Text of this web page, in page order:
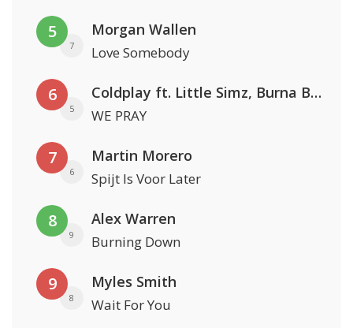
5
7
Morgan Wallen
Love Somebody
6
5
Coldplay ft. Little Simz, Burna Boy, Elyanna & Tini
WE PRAY
7
6
Martin Morero
Spijt Is Voor Later
8
9
Alex Warren
Burning Down
9
8
Myles Smith
Wait For You